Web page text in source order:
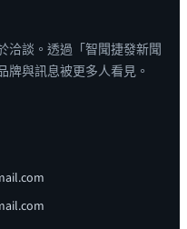
洽談。透過「智聞捷發新聞
牌與訊息被更多人看見。